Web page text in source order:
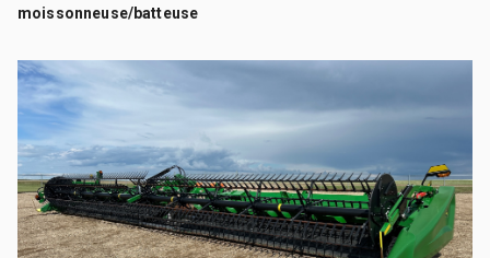
moissonneuse/batteuse